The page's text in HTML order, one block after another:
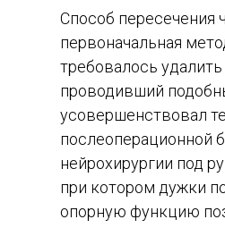
Способ пересечения
первоначальная
требовалось
проводивший
усовершенствовал
послеоперационной
нейрохирургии под
при котором дужки
опорную функцию